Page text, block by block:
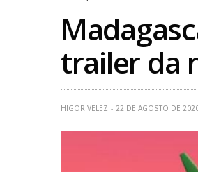
trailer da
HIGOR VELEZ 22 DE AGOSTO DE